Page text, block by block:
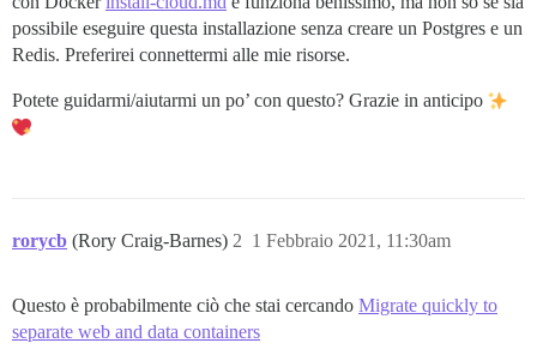
possibile eseguire questa installazione senza creare un Postgres e un
Redis. Preferirei connettermi alle mie risorse.
Potete guidarmi/aiutarmi un po’ con questo? Grazie in anticipo
rorycb (Rory Craig-Barnes) 1 Febbraio 2021, 11:30am
2
Questo è probabilmente ciò che stai cercando Migrate quickly to
separate web and data containers